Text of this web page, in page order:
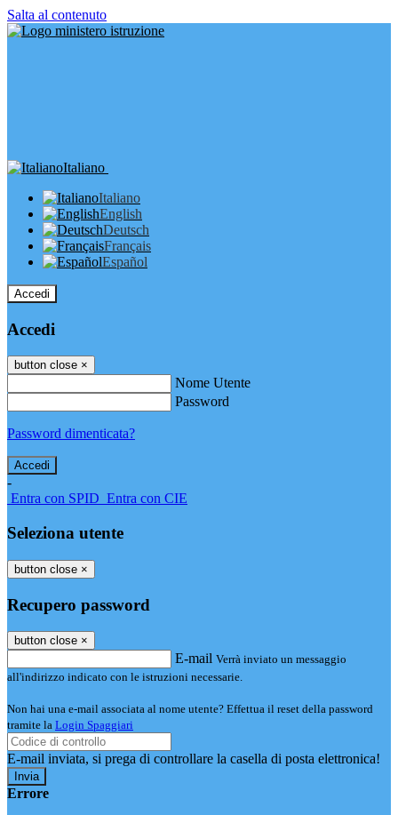
Salta al contenuto
Italiano
Italiano
English
Deutsch
Français
Español
Accedi
Accedi
button close ×
Nome Utente
Password
Password dimenticata?
-
Entra con SPID Entra con CIE
Seleziona utente
button close ×
Recupero password
button close ×
E-mail Verrà inviato un messaggio
all'indirizzo indicato con le istruzioni necessarie.
Non hai una e-mail associata al nome utente? Effettua il reset della password
tramite la Login Spaggiari
E-mail inviata, si prega di controllare la casella di posta elettronica!
Errore